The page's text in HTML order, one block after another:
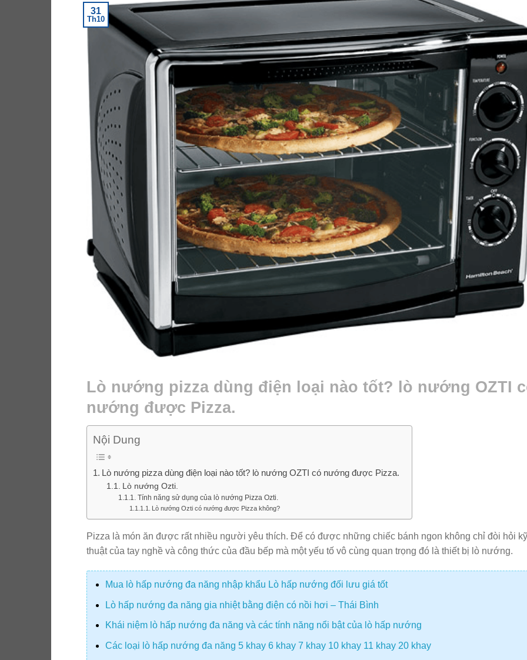
31
Th10
Lò nướng pizza dùng điện loại nào tốt? lò nướng OZTI
nướng được Pizza.
Nội Dung
Lò nướng pizza dùng điện loại nào tốt? lò nướng OZTI có nướng được Pizza.
Lò nướng Ozti.
Tính năng sử dụng của lò nướng Pizza Ozti.
Lò nướng Ozti có nướng được Pizza không?
Pizza là món ăn được rất nhiều người yêu thích. Để có được những chiếc bánh ngon không chỉ đòi hỏi kỹ
thuật của tay nghề và công thức của đầu bếp mà một yếu tố vô cùng quan trọng đó là thiết bị lò nướng.
Mua lò hấp nướng đa năng nhập khẩu Lò hấp nướng đối lưu giá tốt
Lò hấp nướng đa năng gia nhiệt bằng điện có nồi hơi – Thái Bình
Khái niệm lò hấp nướng đa năng và các tính năng nổi bật của lò hấp nướng
Các loại lò hấp nướng đa năng 5 khay 6 khay 7 khay 10 khay 11 khay 20 khay